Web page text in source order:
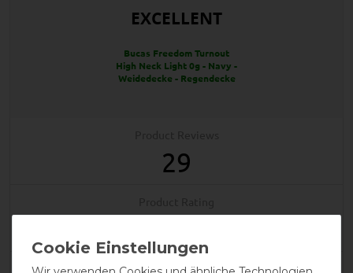
EXCELLENT
Bucas Freedom Turnout
High Neck Light 0g - Navy -
Weidedecke - Regendecke
29